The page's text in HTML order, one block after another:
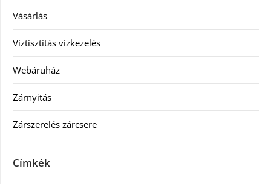
Vásárlás
Víztisztítás vízkezelés
Webáruház
Zárnyitás
Zárszerelés zárcsere
Címkék